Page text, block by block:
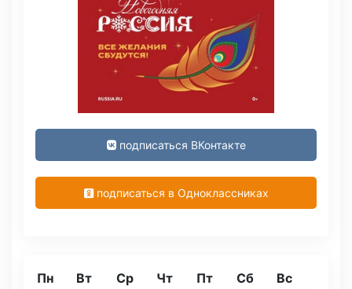
подписаться ВКонтакте
подписаться в Одноклассниках
Пн Вт Ср Чт Пт Сб Вс